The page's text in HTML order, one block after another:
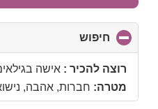
חיפוש
to
collapseרוצה להכיר :אישה בגילאים 26 - 90
מטרה: חברות, אהבה,